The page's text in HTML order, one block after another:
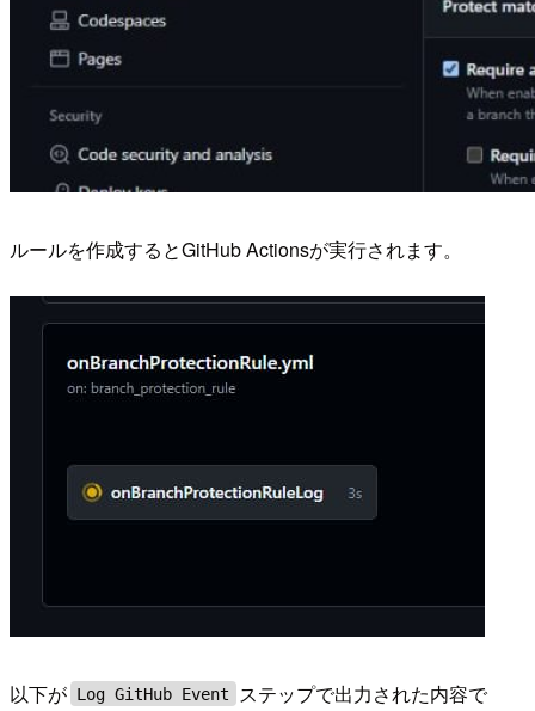
ルールを作成するとGitHub Actionsが実行されます。
以下が Log GitHub Event
ステップで出力された内容で